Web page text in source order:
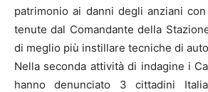
patrimonio ai danni degli anziani
tenute dal Comandante della
di meglio più instillare tecniche di
Nella seconda attività di indagine i
hanno denunciato 3 cittadini